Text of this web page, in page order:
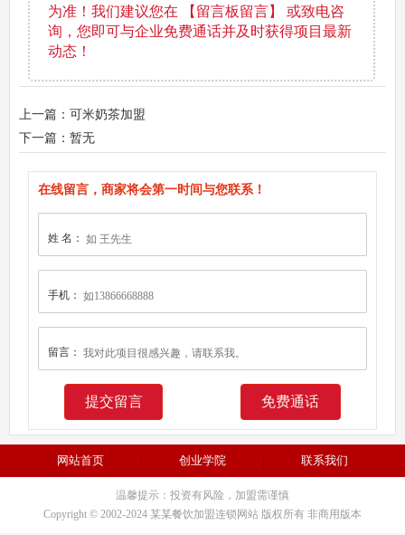
为准！我们建议您在 【留言板留言】 或致电咨
询，您即可与企业免费通话并及时获得项目最新
动态！
上一篇：可米奶茶加盟
下一篇：暂无
在线留言，商家将会第一时间与您联系！
姓 名：
手机：
留言：
免费通话
网站首页 创业学院 联系我们
温馨提示：投资有风险，加盟需谨慎
Copyright © 2002-2024 某某餐饮加盟连锁网站 版权所有 非商用版本